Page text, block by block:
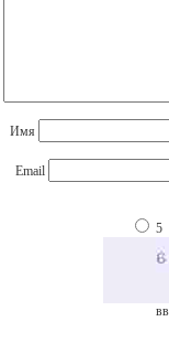
Имя
Email
5